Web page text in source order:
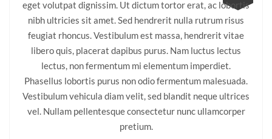
eget volutpat dignissim. Ut dictum tortor erat, ac lobortis
nibh ultricies sit amet. Sed hendrerit nulla rutrum risus
feugiat rhoncus. Vestibulum est massa, hendrerit vitae
libero quis, placerat dapibus purus. Nam luctus lectus
lectus, non fermentum mi elementum imperdiet.
Phasellus lobortis purus non odio fermentum malesuada.
Vestibulum vehicula diam velit, sed blandit neque ultrices
vel. Nullam pellentesque consectetur nunc ullamcorper
pretium.